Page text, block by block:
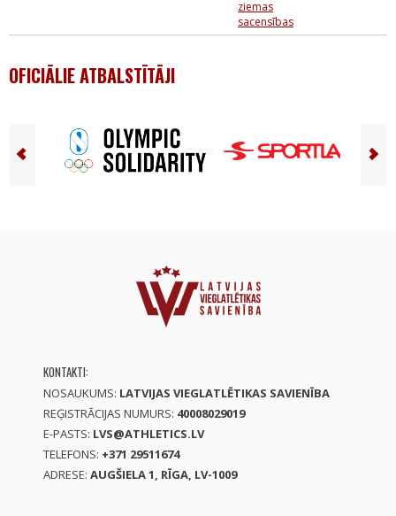
ziemas
sacensības
OFICIĀLIE ATBALSTĪTĀJI
KONTAKTI:
NOSAUKUMS: LATVIJAS VIEGLATLĒTIKAS SAVIENĪBA
REĢISTRĀCIJAS NUMURS: 40008029019
E-PASTS: LVS@ATHLETICS.LV
TELEFONS: +371 29511674
ADRESE: AUGŠIELA 1, RĪGA, LV-1009